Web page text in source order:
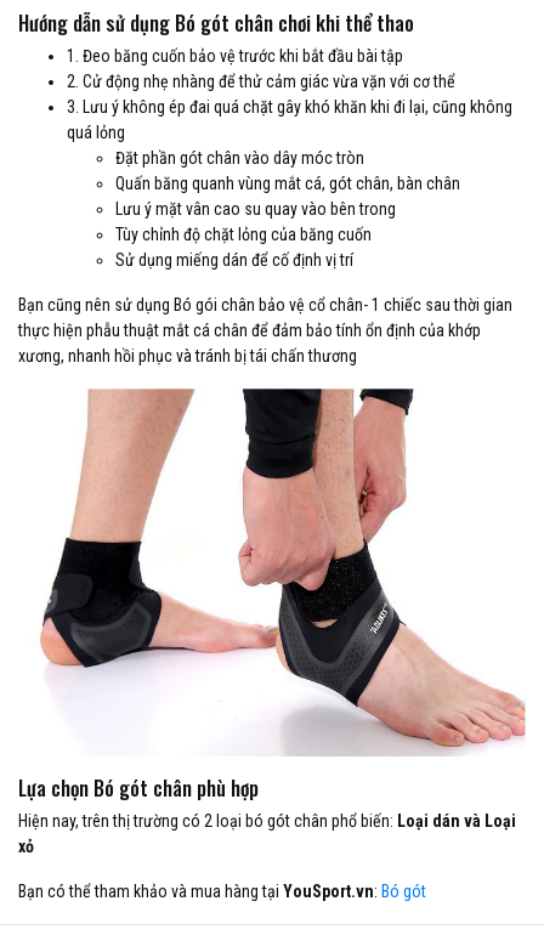
Hướng dẫn sử dụng Bó gót chân chơi khi thể thao
1. Đeo băng cuốn bảo vệ trước khi bắt đầu bài tập
2. Cử động nhẹ nhàng để thử cảm giác vừa vặn với cơ thể
3. Lưu ý không ép đai quá chặt gây khó khăn khi đi lại, cũng không
quá lỏng
Đặt phần gót chân vào dây móc tròn
Quấn băng quanh vùng mắt cá, gót chân, bàn chân
Lưu ý mặt vân cao su quay vào bên trong
Tùy chỉnh độ chặt lỏng của băng cuốn
Sử dụng miếng dán để cố định vị trí
Bạn cũng nên sử dụng Bó gói chân bảo vệ cổ chân- 1 chiếc sau thời gian
thực hiện phẫu thuật mắt cá chân để đảm bảo tính ổn định của khớp
xương, nhanh hồi phục và tránh bị tái chấn thương
Lựa chọn Bó gót chân phù hợp
Hiện nay, trên thị trường có 2 loại bó gót chân phổ biến: Loại dán và Loại
xỏ
Bạn có thể tham khảo và mua hàng tại YouSport.vn: Bó gót